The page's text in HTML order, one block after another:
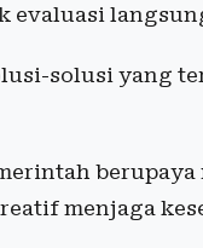
evaluasi
solusi yang
menjaga